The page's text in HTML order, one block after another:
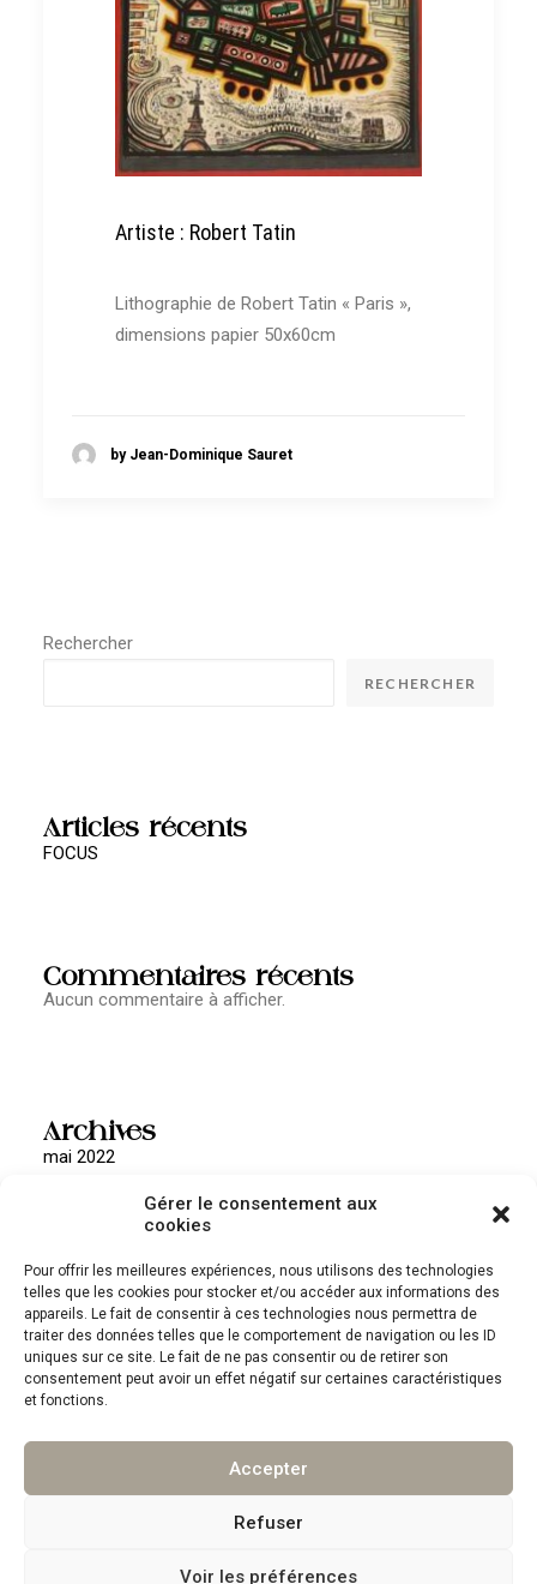
Gérer le consentement aux
cookies
Pour offrir les meilleures expériences, nous utilisons des technologies
telles que les cookies pour stocker et/ou accéder aux informations des
appareils. Le fait de consentir à ces technologies nous permettra de
traiter des données telles que le comportement de navigation ou les ID
uniques sur ce site. Le fait de ne pas consentir ou de retirer son
consentement peut avoir un effet négatif sur certaines caractéristiques
et fonctions.
Accepter
Refuser
Voir les préférences
Artiste : Robert Tatin
Lithographie de Robert Tatin « Paris »,
dimensions papier 50x60cm
by Jean-Dominique Sauret
Rechercher
RECHERCHER
Articles récents
FOCUS
Commentaires récents
Aucun commentaire à afficher.
Archives
mai 2022
Catégories
Non classé
©ENCRE & ARGILE
TOUS DROITS RESERVES